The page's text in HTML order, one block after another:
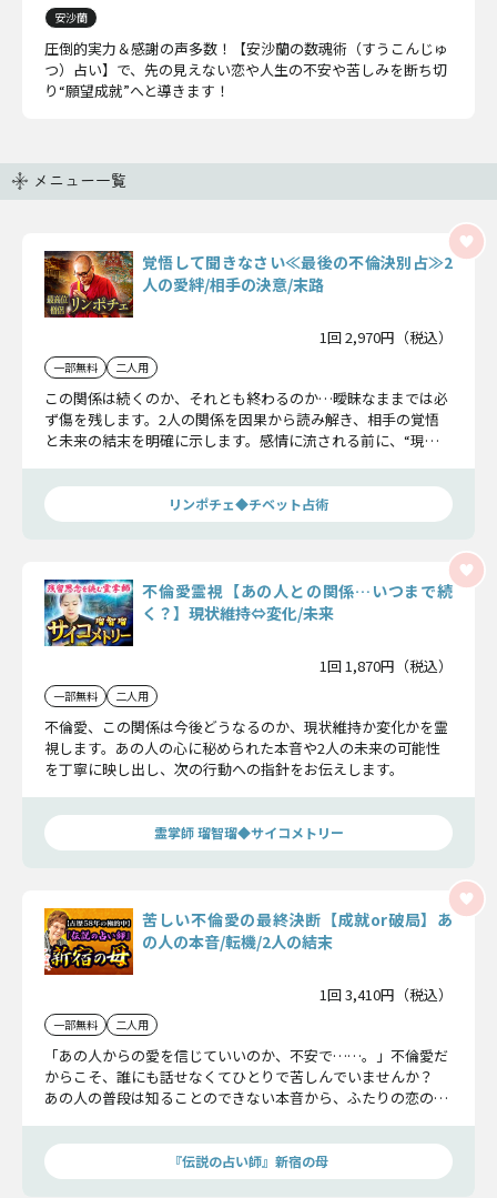
安沙蘭
圧倒的実力＆感謝の声多数！【安沙蘭の数魂術（すうこんじゅ
つ）占い】で、先の見えない恋や人生の不安や苦しみを断ち切
り“願望成就”へと導きます！
メニュー一覧
覚悟して聞きなさい≪最後の不倫決別占≫2
人の愛絆/相手の決意/末路
1回 2,970円（税込）
一部無料 二人用
この関係は続くのか、それとも終わるのか…曖昧なままでは必
ず傷を残します。2人の関係を因果から読み解き、相手の覚悟
と未来の結末を明確に示します。感情に流される前に、“現実
リンポチェ◆チベット占術
不倫愛霊視【あの人との関係…いつまで続
く？】現状維持⇔変化/未来
1回 1,870円（税込）
一部無料 二人用
不倫愛、この関係は今後どうなるのか、現状維持か変化かを霊
視します。あの人の心に秘められた本音や2人の未来の可能性
を丁寧に映し出し、次の行動への指針をお伝えします。
霊掌師 瑠智瑠◆サイコメトリー
苦しい不倫愛の最終決断【成就or破局】あ
の人の本音/転機/2人の結末
1回 3,410円（税込）
一部無料 二人用
「あの人からの愛を信じていいのか、不安で……。」不倫愛だ
からこそ、誰にも話せなくてひとりで苦しんでいませんか？
あの人の普段は知ることのできない本音から、ふたりの恋の最
『伝説の占い師』新宿の母